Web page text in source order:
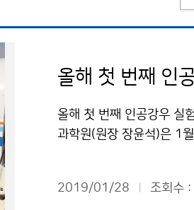
올해 첫 번째 인
올해 첫 번째 인공강우 실
과학원(원장 장윤석)은 1
2019/01/28 조회수 :